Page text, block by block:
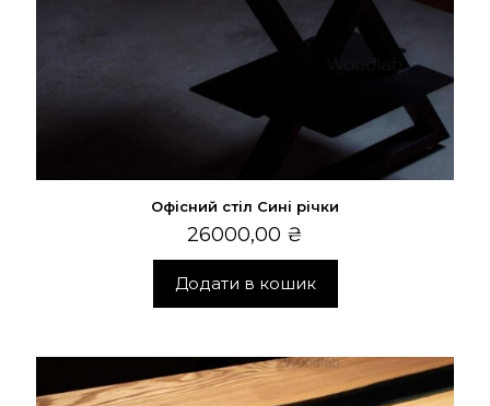
Офісний стіл Сині річки
26000,00 ₴
Додати в кошик